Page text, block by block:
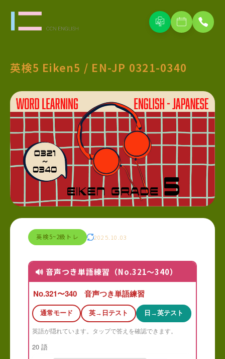
英検5 Eiken5 / EN-JP 0321-0340
2025.10.03
英検5~2級トレ
🔊 音声つき単語練習（No.321〜340）